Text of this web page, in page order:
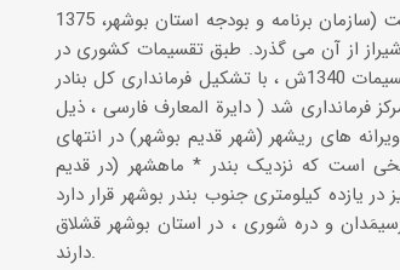
استان بوشهر از مناطق مهم پرورش ماهی و میگو و صنایع شیلاتی است (سازمان برنامه و بودجه استان بوشهر، 1375
ـ کازرون ـ شیراز از آن می گذرد. طبق تقسیمات کشوری در
1316ش ، شهرستان بوشهر در استان هفتم (فارس ) تشکیل شد. در تقسیمات 1340ش ، با تشکیل فرمانداری کل بنادر
فرمانداری شد ( دایرة المعارف فارسی ، ذیل
، به استان تبدیل شد. ویرانه های ریشهر (شهر قدیم بوشهر) در انتهای
است که نزدیک بندر * ماهشهر (در قدیم
یازده کیلومتری جنوب بندر بوشهر قرار دارد
و فارسیمَدان و دره شوری ، در استان بوشهر قشلاق
دارند.